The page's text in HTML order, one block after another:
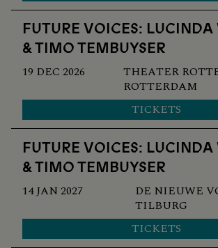
FUTURE VOICES: LUCINDA
& TIMO TEMBUYSER
19 DEC 2026
THEATER
ROTTERDAM
TICKETS
FUTURE VOICES: LUCINDA
& TIMO TEMBUYSER
14 JAN 2027
DE NIEUWE
TILBURG
TICKETS